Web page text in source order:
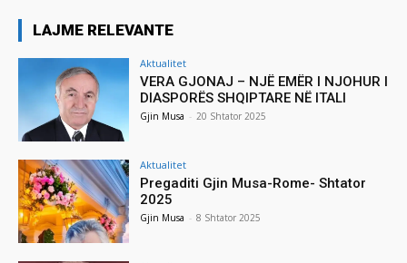
LAJME RELEVANTE
Aktualitet
VERA GJONAJ – NJË EMËR I NJOHUR I
DIASPORËS SHQIPTARE NË ITALI
Gjin Musa - 20 Shtator 2025
Aktualitet
Pregaditi Gjin Musa-Rome- Shtator
2025
Gjin Musa - 8 Shtator 2025